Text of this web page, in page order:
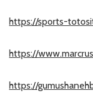
https://sports-
https://
https://